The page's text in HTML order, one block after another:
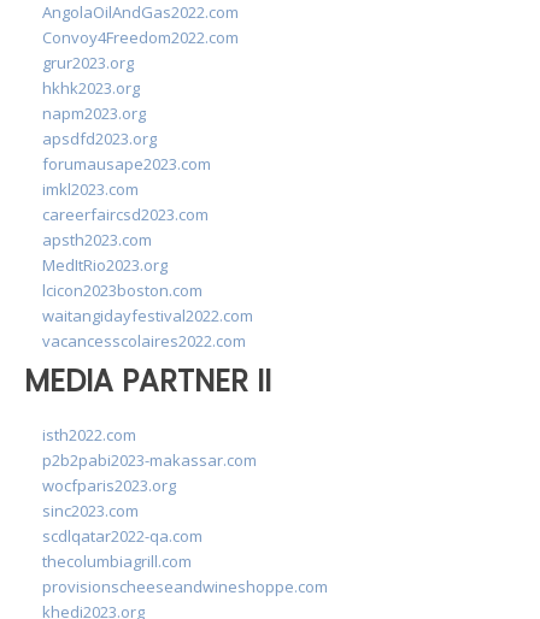
AngolaOilAndGas2022.com
Convoy4Freedom2022.com
grur2023.org
hkhk2023.org
napm2023.org
apsdfd2023.org
forumausape2023.com
imkl2023.com
careerfaircsd2023.com
apsth2023.com
MedItRio2023.org
lcicon2023boston.com
waitangidayfestival2022.com
vacancesscolaires2022.com
MEDIA PARTNER II
isth2022.com
p2b2pabi2023-makassar.com
wocfparis2023.org
sinc2023.com
scdlqatar2022-qa.com
thecolumbiagrill.com
provisionscheeseandwineshoppe.com
khedi2023.org